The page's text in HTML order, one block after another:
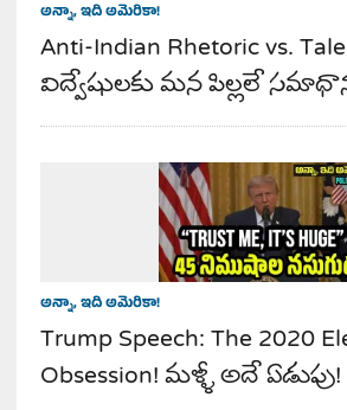
అన్నా, ఇది అమెరికా!
Anti-Indian Rhetoric vs.
విద్వేషులకు మన పిల్లలే
అన్నా, ఇది అమెరికా!
Trump Speech: The 2020
Obsession! మళ్ళీ అదే ఏడుపు!